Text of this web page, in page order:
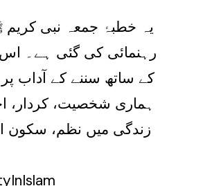
یہ خطبۂ جمعہ نبی
رہنمائی کی گئی ہے۔ اس
کے ساتھ سننے کے آداب
ہماری شخصیت، کردار،
زندگی میں نظم، سکون